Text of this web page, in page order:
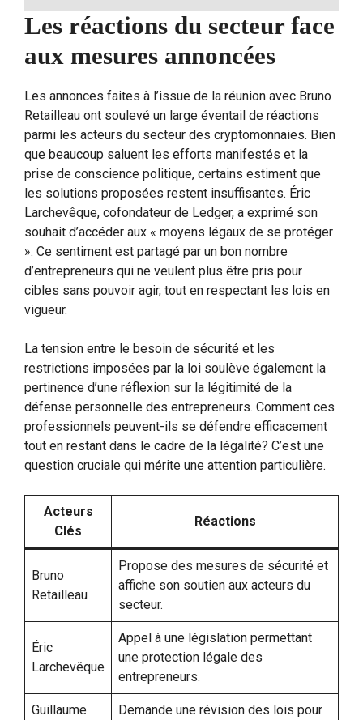
Les réactions du secteur face
aux mesures annoncées
Les annonces faites à l’issue de la réunion avec Bruno
Retailleau ont soulevé un large éventail de réactions
parmi les acteurs du secteur des cryptomonnaies. Bien
que beaucoup saluent les efforts manifestés et la
prise de conscience politique, certains estiment que
les solutions proposées restent insuffisantes. Éric
Larchevêque, cofondateur de Ledger, a exprimé son
souhait d’accéder aux « moyens légaux de se protéger
». Ce sentiment est partagé par un bon nombre
d’entrepreneurs qui ne veulent plus être pris pour
cibles sans pouvoir agir, tout en respectant les lois en
vigueur.
La tension entre le besoin de sécurité et les
restrictions imposées par la loi soulève également la
pertinence d’une réflexion sur la légitimité de la
défense personnelle des entrepreneurs. Comment ces
professionnels peuvent-ils se défendre efficacement
tout en restant dans le cadre de la légalité? C’est une
question cruciale qui mérite une attention particulière.
Acteurs
Clés
Réactions
Bruno
Retailleau
Propose des mesures de sécurité et
affiche son soutien aux acteurs du
secteur.
Éric
Larchevêque
Appel à une législation permettant
une protection légale des
entrepreneurs.
Guillaume
Demande une révision des lois pour